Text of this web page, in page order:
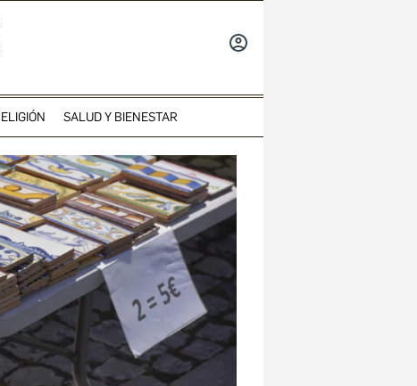
SALUD Y BIENESTAR